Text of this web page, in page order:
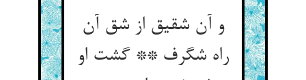
و آن شقیق از شق آن
راه شگرف ** گشت او